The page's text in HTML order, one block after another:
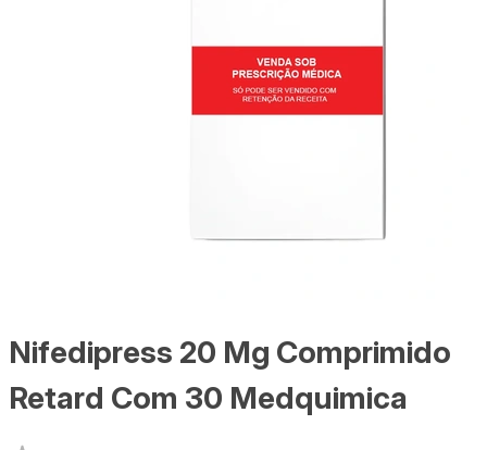
Nifedipress 20 Mg Comprimido
Retard Com 30 Medquimica